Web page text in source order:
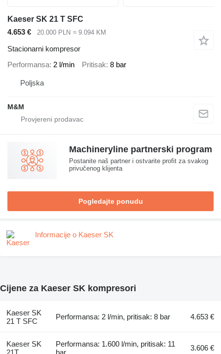
Kaeser SK 21 T SFC
4.653 €
20.000 PLN ≈ 9.094 KM
Stacionarni kompresor
Performansa 2 l/min Pritisak 8 bar
Poljska
M&M
Machineryline partnerski program
Postanite naš partner i ostvarite profit za svakog
privučenog klijenta
Pogledajte ponudu
Informacije o Kaeser SK
Cijene za Kaeser SK kompresori
Kaeser SK
21 T SFC
Performansa: 2 l/min, pritisak: 8 bar 4.653 €
Kaeser SK
Performansa: 1.600 l/min, pritisak: 11
3.606 €